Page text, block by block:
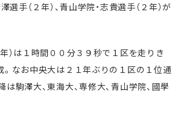
選手（２年）、青山学院・志貴選手（２年）が
年）は１時間００分３９秒で１区を走りき
。なお中央大は２１年ぶりの１区の１位通
駒澤大、東海大、専修大、青山学院、國學